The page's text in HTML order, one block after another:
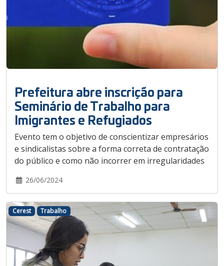
Prefeitura abre inscrição para
Seminário de Trabalho para
Imigrantes e Refugiados
Evento tem o objetivo de conscientizar empresários
e sindicalistas sobre a forma correta de contratação
do público e como não incorrer em irregularidades
26/06/2024
Cerest Trabalho